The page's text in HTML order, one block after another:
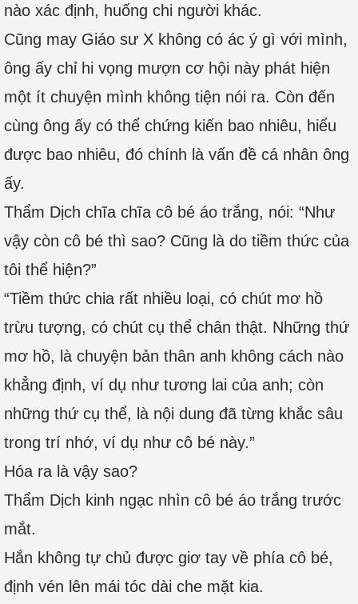
nào xác định, huống chi người khác.
Cũng may Giáo sư X không có ác ý gì với mình,
ông ấy chỉ hi vọng mượn cơ hội này phát hiện
một ít chuyện mình không tiện nói ra. Còn đến
cùng ông ấy có thể chứng kiến bao nhiêu, hiểu
được bao nhiêu, đó chính là vấn đề cá nhân ông
ấy.
Thẩm Dịch chĩa chĩa cô bé áo trắng, nói: “Như
vậy còn cô bé thì sao? Cũng là do tiềm thức của
tôi thể hiện?”
“Tiềm thức chia rất nhiều loại, có chút mơ hồ
trừu tượng, có chút cụ thể chân thật. Những thứ
mơ hồ, là chuyện bản thân anh không cách nào
khẳng định, ví dụ như tương lai của anh; còn
những thứ cụ thể, là nội dung đã từng khắc sâu
trong trí nhớ, ví dụ như cô bé này.”
Hóa ra là vậy sao?
Thẩm Dịch kinh ngạc nhìn cô bé áo trắng trước
mắt.
Hắn không tự chủ được giơ tay về phía cô bé,
định vén lên mái tóc dài che mặt kia.